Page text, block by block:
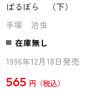
ばるぼら （下）
手塚 治虫
在庫無し
1996年12月18日発売
565 円